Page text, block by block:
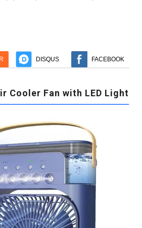
DISQUS FACEBOOK
Cooler Fan with LED Light